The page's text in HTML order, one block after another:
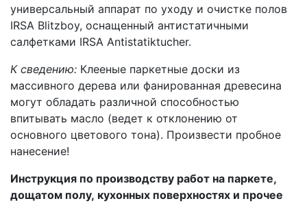
универсальный аппарат по уходу и очистке полов
IRSA Blitzboy, оснащенный антистатичными
салфетками IRSA Antistatiktucher.
К сведению: Клееные паркетные доски из
массивного дерева или фанированная древесина
могут обладать различной способностью
впитывать масло (ведет к отклонению от
основного цветового тона). Произвести пробное
нанесение!
Инструкция по производству работ на паркете,
дощатом полу, кухонных поверхностях и прочее